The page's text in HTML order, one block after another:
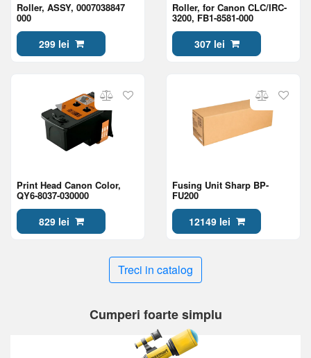
Roller, ASSY, 0007038847
000
299 lei
Roller, for Canon CLC/IRC-
3200, FB1-8581-000
307 lei
Print Head Canon Color,
QY6-8037-030000
829 lei
Fusing Unit Sharp BP-
FU200
12149 lei
Treci in catalog
Cumperi foarte simplu